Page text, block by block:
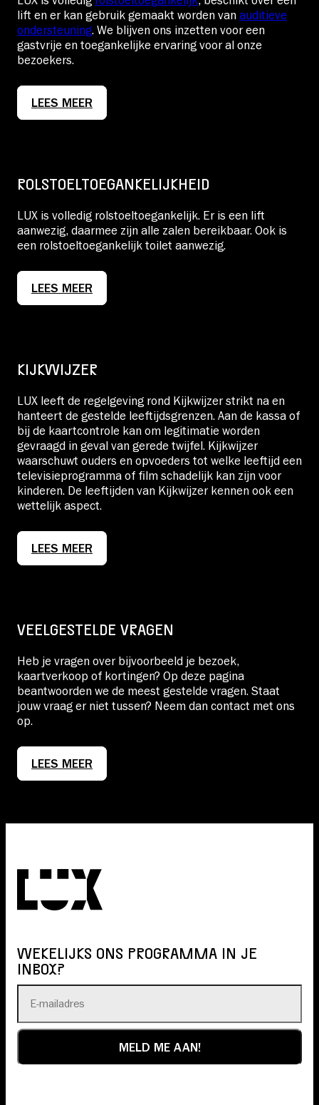
lift en er kan gebruik gemaakt worden van auditieve
ondersteuning. We blijven ons inzetten voor een
gastvrije en toegankelijke ervaring voor al onze
bezoekers.
LEES MEER
ROLSTOELTOEGANKELIJKHEID
LUX is volledig rolstoeltoegankelijk. Er is een lift
aanwezig, daarmee zijn alle zalen bereikbaar. Ook is
een rolstoeltoegankelijk toilet aanwezig.
LEES MEER
KIJKWIJZER
LUX leeft de regelgeving rond Kijkwijzer strikt na en
hanteert de gestelde leeftijdsgrenzen. Aan de kassa of
bij de kaartcontrole kan om legitimatie worden
gevraagd in geval van gerede twijfel. Kijkwijzer
waarschuwt ouders en opvoeders tot welke leeftijd een
televisieprogramma of film schadelijk kan zijn voor
kinderen. De leeftijden van Kijkwijzer kennen ook een
wettelijk aspect.
LEES MEER
VEELGESTELDE VRAGEN
Heb je vragen over bijvoorbeeld je bezoek,
kaartverkoop of kortingen? Op deze pagina
beantwoorden we de meest gestelde vragen. Staat
jouw vraag er niet tussen? Neem dan contact met ons
op.
LEES MEER
WEKELIJKS ONS PROGRAMMA IN JE
INBOX?